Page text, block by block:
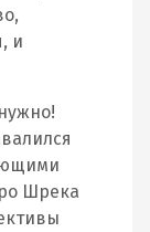
и
Шрека